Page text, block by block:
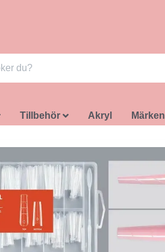
Tillbehör Akryl Märken